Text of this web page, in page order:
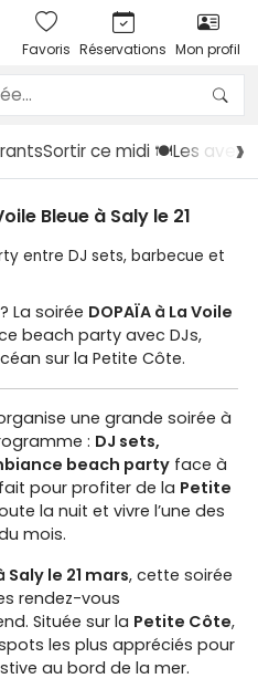
Favoris Réservations Mon profil
Sortirce midi 🍽️Les
Bleue à Saly le 21
entre DJ sets, barbecue et
? La soirée DOPAÏA à La Voile
beach party avec DJs,
sur la Petite Côte.
une grande soirée à
: DJ sets,
beach party face à
pour profiter de la Petite
la nuit et vivre l’une des
mois.
Saly le 21 mars, cette soirée
rendez-vous
Située sur la Petite Côte,
les plus appréciés pour
au bord de la mer.